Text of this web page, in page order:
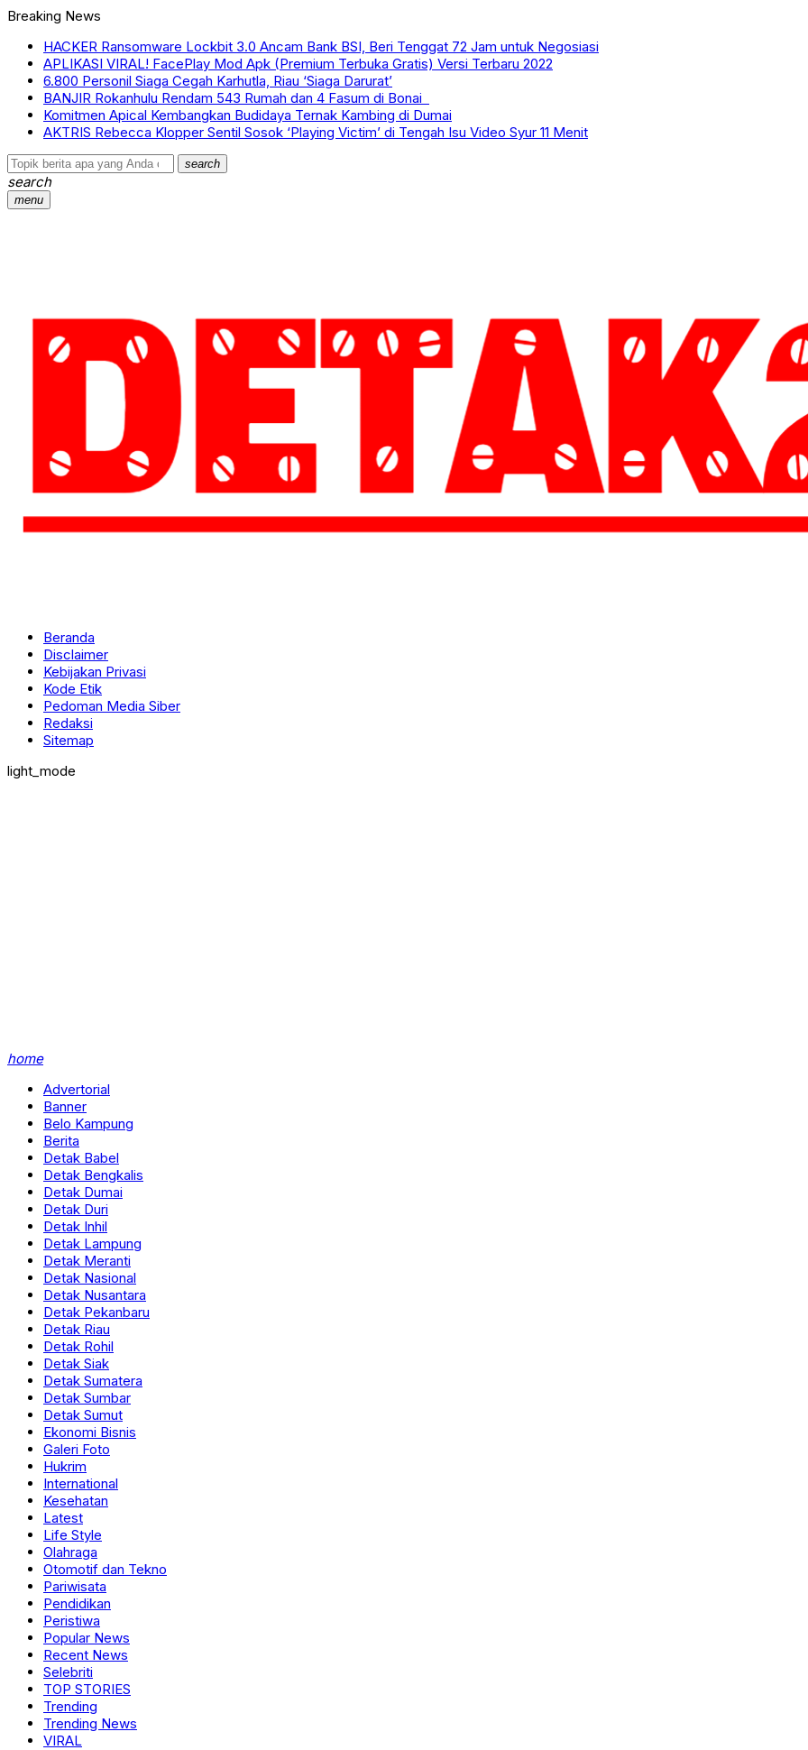
Breaking News
HACKER Ransomware Lockbit 3.0 Ancam Bank BSI, Beri Tenggat 72 Jam untuk Negosiasi
APLIKASI VIRAL! FacePlay Mod Apk (Premium Terbuka Gratis) Versi Terbaru 2022
6.800 Personil Siaga Cegah Karhutla, Riau ‘Siaga Darurat’
BANJIR Rokanhulu Rendam 543 Rumah dan 4 Fasum di Bonai
Komitmen Apical Kembangkan Budidaya Ternak Kambing di Dumai
AKTRIS Rebecca Klopper Sentil Sosok ‘Playing Victim’ di Tengah Isu Video Syur 11 Menit
search
search
menu
Beranda
Disclaimer
Kebijakan Privasi
Kode Etik
Pedoman Media Siber
Redaksi
Sitemap
light_mode
home
Advertorial
Banner
Belo Kampung
Berita
Detak Babel
Detak Bengkalis
Detak Dumai
Detak Duri
Detak Inhil
Detak Lampung
Detak Meranti
Detak Nasional
Detak Nusantara
Detak Pekanbaru
Detak Riau
Detak Rohil
Detak Siak
Detak Sumatera
Detak Sumbar
Detak Sumut
Ekonomi Bisnis
Galeri Foto
Hukrim
International
Kesehatan
Latest
Life Style
Olahraga
Otomotif dan Tekno
Pariwisata
Pendidikan
Peristiwa
Popular News
Recent News
Selebriti
TOP STORIES
Trending
Trending News
VIRAL